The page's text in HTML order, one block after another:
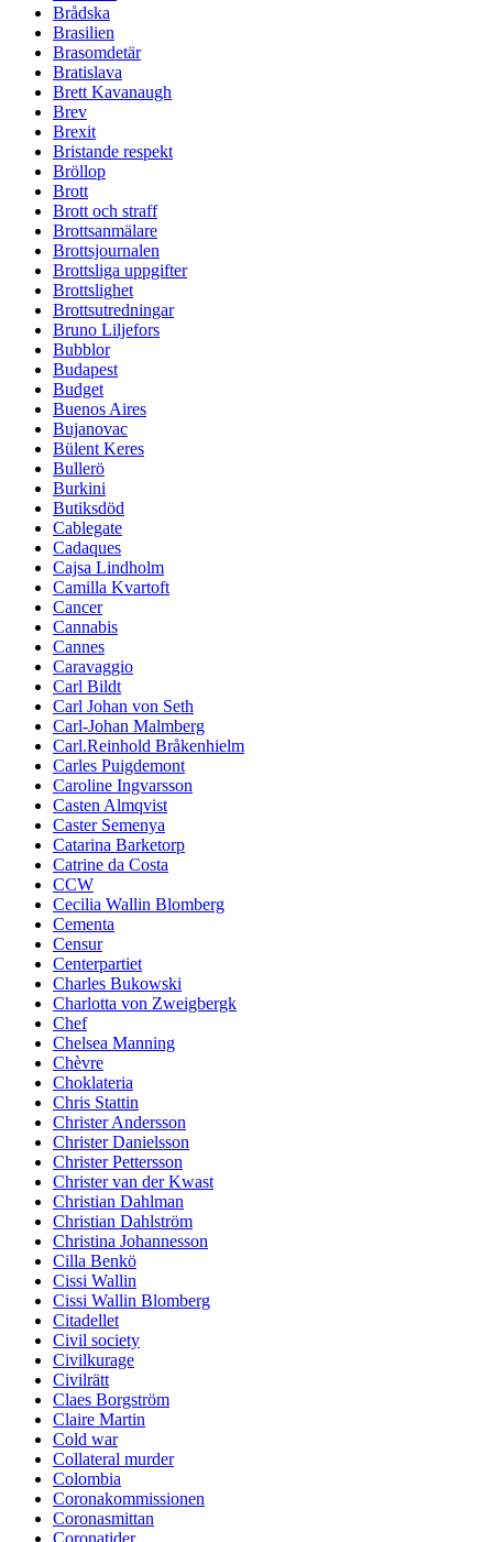
Brådska
Brasilien
Brasomdetär
Bratislava
Brett Kavanaugh
Brev
Brexit
Bristande respekt
Bröllop
Brott
Brott och straff
Brottsanmälare
Brottsjournalen
Brottsliga uppgifter
Brottslighet
Brottsutredningar
Bruno Liljefors
Bubblor
Budapest
Budget
Buenos Aires
Bujanovac
Bülent Keres
Bullerö
Burkini
Butiksdöd
Cablegate
Cadaques
Cajsa Lindholm
Camilla Kvartoft
Cancer
Cannabis
Cannes
Caravaggio
Carl Bildt
Carl Johan von Seth
Carl-Johan Malmberg
Carl.Reinhold Bråkenhielm
Carles Puigdemont
Caroline Ingvarsson
Casten Almqvist
Caster Semenya
Catarina Barketorp
Catrine da Costa
CCW
Cecilia Wallin Blomberg
Cementa
Censur
Centerpartiet
Charles Bukowski
Charlotta von Zweigbergk
Chef
Chelsea Manning
Chèvre
Choklateria
Chris Stattin
Christer Andersson
Christer Danielsson
Christer Pettersson
Christer van der Kwast
Christian Dahlman
Christian Dahlström
Christina Johannesson
Cilla Benkö
Cissi Wallin
Cissi Wallin Blomberg
Citadellet
Civil society
Civilkurage
Civilrätt
Claes Borgström
Claire Martin
Cold war
Collateral murder
Colombia
Coronakommissionen
Coronasmittan
Coronatider